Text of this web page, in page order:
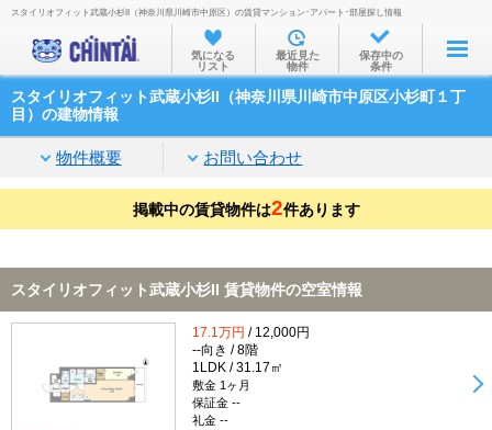
お部屋を探す
沿線・駅から
住所から
家賃相場から
通勤通学時間から
物件特集から
不動産会社から
TOP
スタイリオフィット武蔵小杉II（神奈川県川崎市中原区）の賃貸マンション･アパート･部屋探し情報
気になる
リスト
最近見た
物件
保存中の
条件
スタイリオフィット武蔵小杉II（神奈川県川崎市中原区小杉町１丁
目）の建物情報
物件概要 お問い合わせ
掲載中の賃貸物件は2件あります
スタイリオフィット武蔵小杉II 賃貸物件の空室情報
17.1万円 / 12,000円
--向き / 8階
1LDK / 31.17㎡
敷金 1ヶ月
保証金 --
礼金 --